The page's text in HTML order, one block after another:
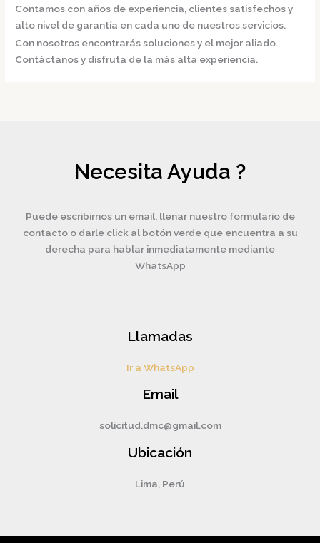
Contamos con años de experiencia, clientes satisfechos y
alto nivel de garantía en cada uno de nuestros servicios.
Con nosotros encontrarás soluciones y el mejor aliado.
Contáctanos y disfruta de la más alta experiencia.
Necesita Ayuda ?
Puede escribirnos un email, llenar nuestro formulario de
contacto o darle click al botón verde que encuentra a su
derecha para hablar inmediatamente mediante
WhatsApp
Llamadas
Ir a WhatsApp
Email
solicitud.dmc@gmail.com
Ubicación
Lima, Perú